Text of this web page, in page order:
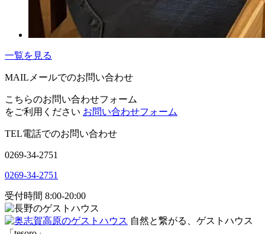
一覧を見る
MAIL メールでのお問い合わせ
こちらのお問い合わせフォーム
をご利用ください お問い合わせフォーム
TEL電話でのお問い合わせ
0269-34-2751
0269-34-2751
受付時間 8:00-20:00
自然と繋がる、ゲストハウス